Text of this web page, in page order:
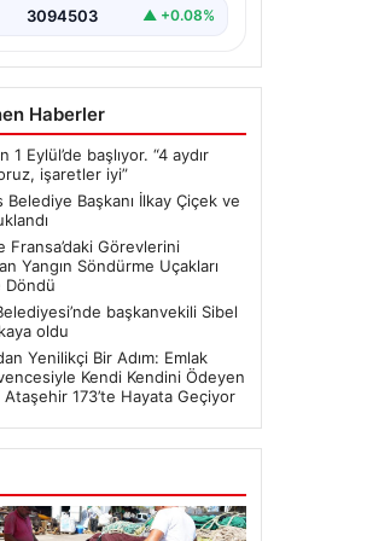
3094503 ▲ +0.08%
Haberler
1 Eylül’de başlıyor. “4 aydır
işaretler iyi”
Başkanı İlkay Çiçek ve
Fransa’daki Görevlerini
Yangın Söndürme Uçakları
Döndü
başkanvekili Sibel
oldu
Yenilikçi Bir Adım: Emlak
Kendi Kendini Ödeyen
173’te Hayata Geçiyor